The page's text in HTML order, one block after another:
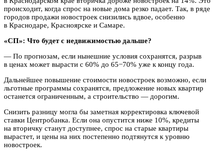
происходит, когда спрос на новые дома резко падает. Так, в ряде
городов продажи новостроек снизились вдвое, особенно
в Краснодаре, Красноярске и Самаре.
«СП»: Что будет с недвижимостью дальше?
— По прогнозам, если нынешние условия сохранятся, разрыв
в ценах может вырасти с 60% до 65−70% уже к концу года.
Дальнейшее повышение стоимости новостроек возможно, если
льготные программы сохранятся, предложение новых квартир
останется ограниченным, а строительство — дорогим.
Снизить разницу могла бы заметная корректировка ключевой
ставки Центробанка. Если она опустится ниже 10%, кредиты
на вторичку станут доступнее, спрос на старые квартиры
вырастет, и цены на них постепенно подтянутся к уровню
новостроек.